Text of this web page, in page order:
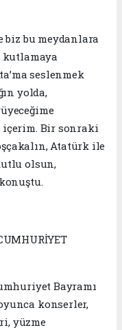
biz bu meydanlara
kutlamaya
seslenmek
yolda,
içerim. Bir sonraki
Atatürk ile
olsun,
Bayramı
konserler,
yüzme